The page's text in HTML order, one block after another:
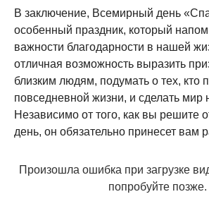
В заключение, Всемирный день
особенный праздник, который
важности благодарности в нашей
отличная возможность выразить
близким людям, подумать о тех, кто
повседневной жизни, и сделать мир
Независимо от того, как вы решите
день, он обязательно принесет вам
Произошла ошибка при загрузке
попробуйте позже.